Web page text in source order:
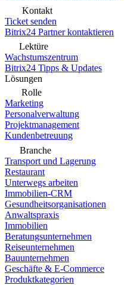
Kontakt
Ticket senden
Bitrix24 Partner kontaktieren
Lektüre
Wachstumszentrum
Bitrix24 Tipps & Updates
Lösungen
Rolle
Marketing
Personalverwaltung
Projektmanagement
Kundenbetreuung
Branche
Transport und Lagerung
Restaurant
Unterwegs arbeiten
Immobilien-CRM
Gesundheitsorganisationen
Anwaltspraxis
Immobilien
Beratungsunternehmen
Reiseunternehmen
Bauunternehmen
Geschäfte & E-Commerce
Produktkategorien